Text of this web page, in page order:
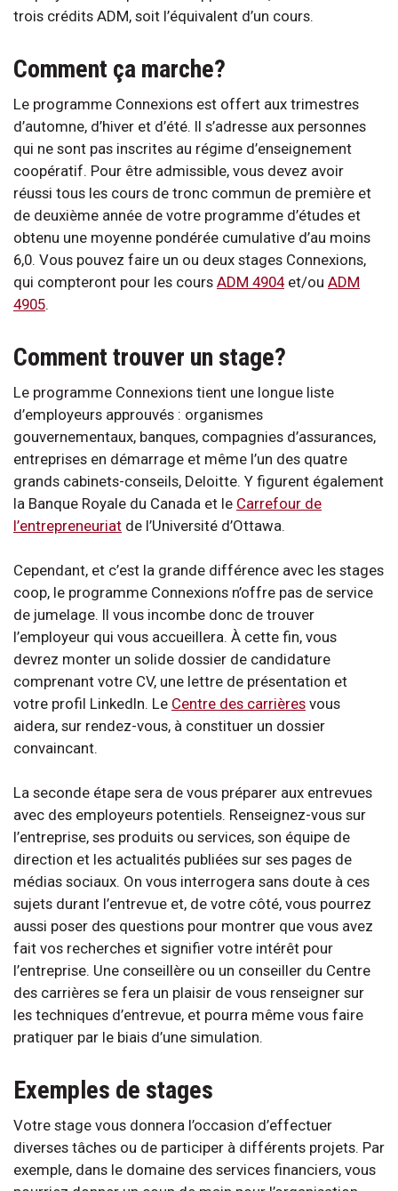
trois crédits ADM, soit l’équivalent d’un cours.
Comment ça marche?
Le programme Connexions est offert aux trimestres
d’automne, d’hiver et d’été. Il s’adresse aux personnes
qui ne sont pas inscrites au régime d’enseignement
coopératif. Pour être admissible, vous devez avoir
réussi tous les cours de tronc commun de première et
de deuxième année de votre programme d’études et
obtenu une moyenne pondérée cumulative d’au moins
6,0. Vous pouvez faire un ou deux stages Connexions,
qui compteront pour les cours ADM 4904et/ou ADM
4905.
Comment trouver un stage?
Le programme Connexions tient une longue liste
d’employeurs approuvés : organismes
gouvernementaux, banques, compagnies d’assurances,
entreprises en démarrage et même l’un des quatre
grands cabinets-conseils, Deloitte. Y figurent également
la Banque Royale du Canada et le Carrefour de
l’entrepreneuriat de l’Université d’Ottawa.
Cependant, et c’est la grande différence avec les stages
coop, le programme Connexions n’offre pas de service
de jumelage. Il vous incombe donc de trouver
l’employeur qui vous accueillera. À cette fin, vous
devrez monter un solide dossier de candidature
comprenant votre CV, une lettre de présentation et
votre profil LinkedIn. Le Centre des carrières vous
aidera, sur rendez-vous, à constituer un dossier
convaincant.
La seconde étape sera de vous préparer aux entrevues
avec des employeurs potentiels. Renseignez-vous sur
l’entreprise, ses produits ou services, son équipe de
direction et les actualités publiées sur ses pages de
médias sociaux. On vous interrogera sans doute à ces
sujets durant l’entrevue et, de votre côté, vous pourrez
aussi poser des questions pour montrer que vous avez
fait vos recherches et signifier votre intérêt pour
l’entreprise. Une conseillère ou un conseiller du Centre
des carrières se fera un plaisir de vous renseigner sur
les techniques d’entrevue, et pourra même vous faire
pratiquer par le biais d’une simulation.
Exemples de stages
Votre stage vous donnera l’occasion d’effectuer
diverses tâches ou de participer à différents projets. Par
exemple, dans le domaine des services financiers, vous